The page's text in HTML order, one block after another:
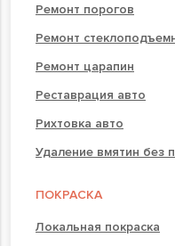
Ремонт порогов
Ремонт
Ремонт царапин
Реставрация авто
Рихтовка авто
Удаление вмятин без
ПОКРАСКА
Локальная покраска